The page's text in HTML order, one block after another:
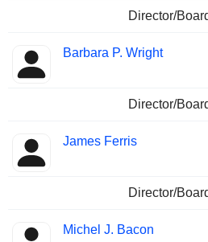
Director/
Barbara P. Wright
Director/
James Ferris
Director/
Michel J. Bacon